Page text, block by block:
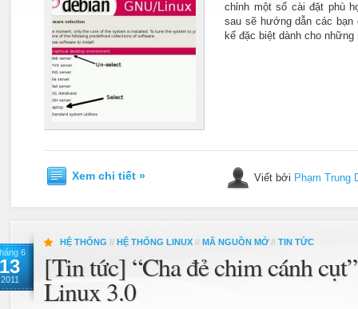
chỉnh một số cài đặt phù
sau sẽ hướng dẫn các
kế đặc biệt dành cho
Xem chi tiết » Viết bởi Phạm Trung
6
13
2011
HỆ THỐNG // HỆ THỐNG LINUX // MÃ NGUỒN MỞ// TIN TỨC
[Tin tức] “Cha đẻ chim cánh
Linux 3.0